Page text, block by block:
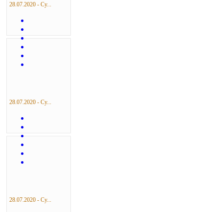
28.07.2020 - Су...
28.07.2020 - Су...
28.07.2020 - Су...